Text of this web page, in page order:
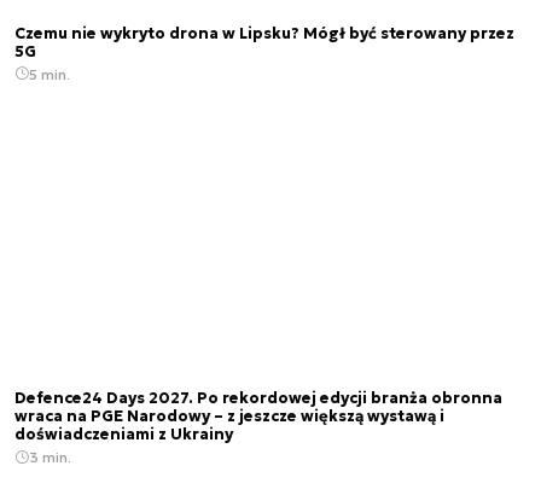
Czemu nie wykryto drona w Lipsku? Mógł być sterowany przez
5G
5 min.
Defence24 Days 2027. Po rekordowej edycji branża obronna
wraca na PGE Narodowy – z jeszcze większą wystawą i
doświadczeniami z Ukrainy
3 min.